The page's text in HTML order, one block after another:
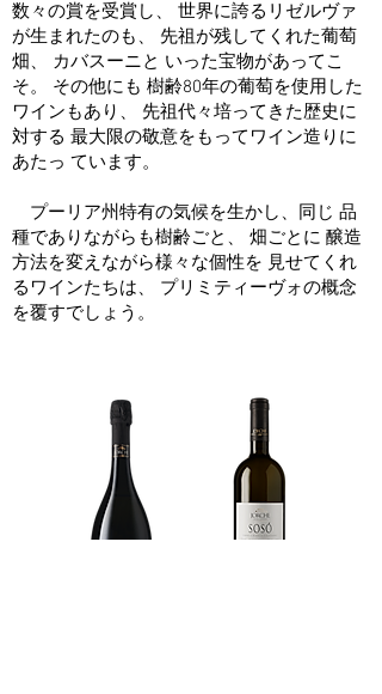
数々の賞を受賞し、 世界に誇るリゼルヴァ
が生まれたのも、 先祖が残してくれた葡萄
畑、 カバスーニと いった宝物があってこ
そ。 その他にも 樹齢80年の葡萄を使用した
ワインもあり、 先祖代々培ってきた歴史に
対する 最大限の敬意をもってワイン造りに
あたっ ています。
プーリア州特有の気候を生かし、同じ 品
種でありながらも樹齢ごと、 畑ごとに 醸造
方法を変えながら様々な個性を 見せてくれ
るワインたちは、 プリミティーヴォの概念
を覆すでしょう。